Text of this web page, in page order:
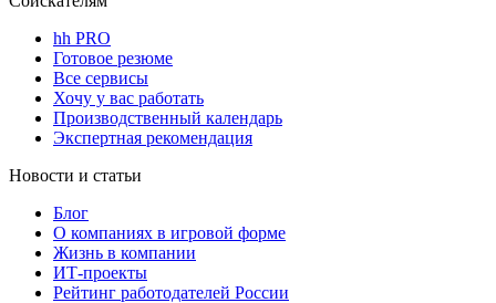
hh PRO
Готовое резюме
Все сервисы
Хочу у вас работать
Производственный календарь
Экспертная рекомендация
Новости и статьи
Блог
О компаниях в игровой форме
Жизнь в компании
ИТ-проекты
Рейтинг работодателей России